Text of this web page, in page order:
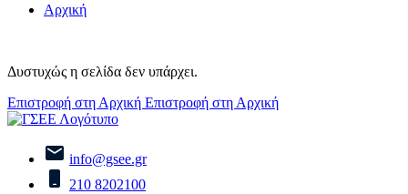
Αρχική
Δυστυχώς η σελίδα δεν υπάρχει.
Επιστροφή στη Αρχική Επιστροφή στη Αρχική
info@gsee.gr
210 8202100